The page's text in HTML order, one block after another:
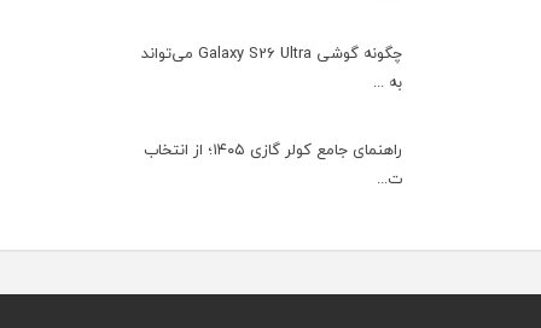
چگونه گوشی Galaxy S26 Ultra می‌تواند
به ...
راهنمای جامع کولر گازی ۱۴۰۵؛ از انتخاب
ت...